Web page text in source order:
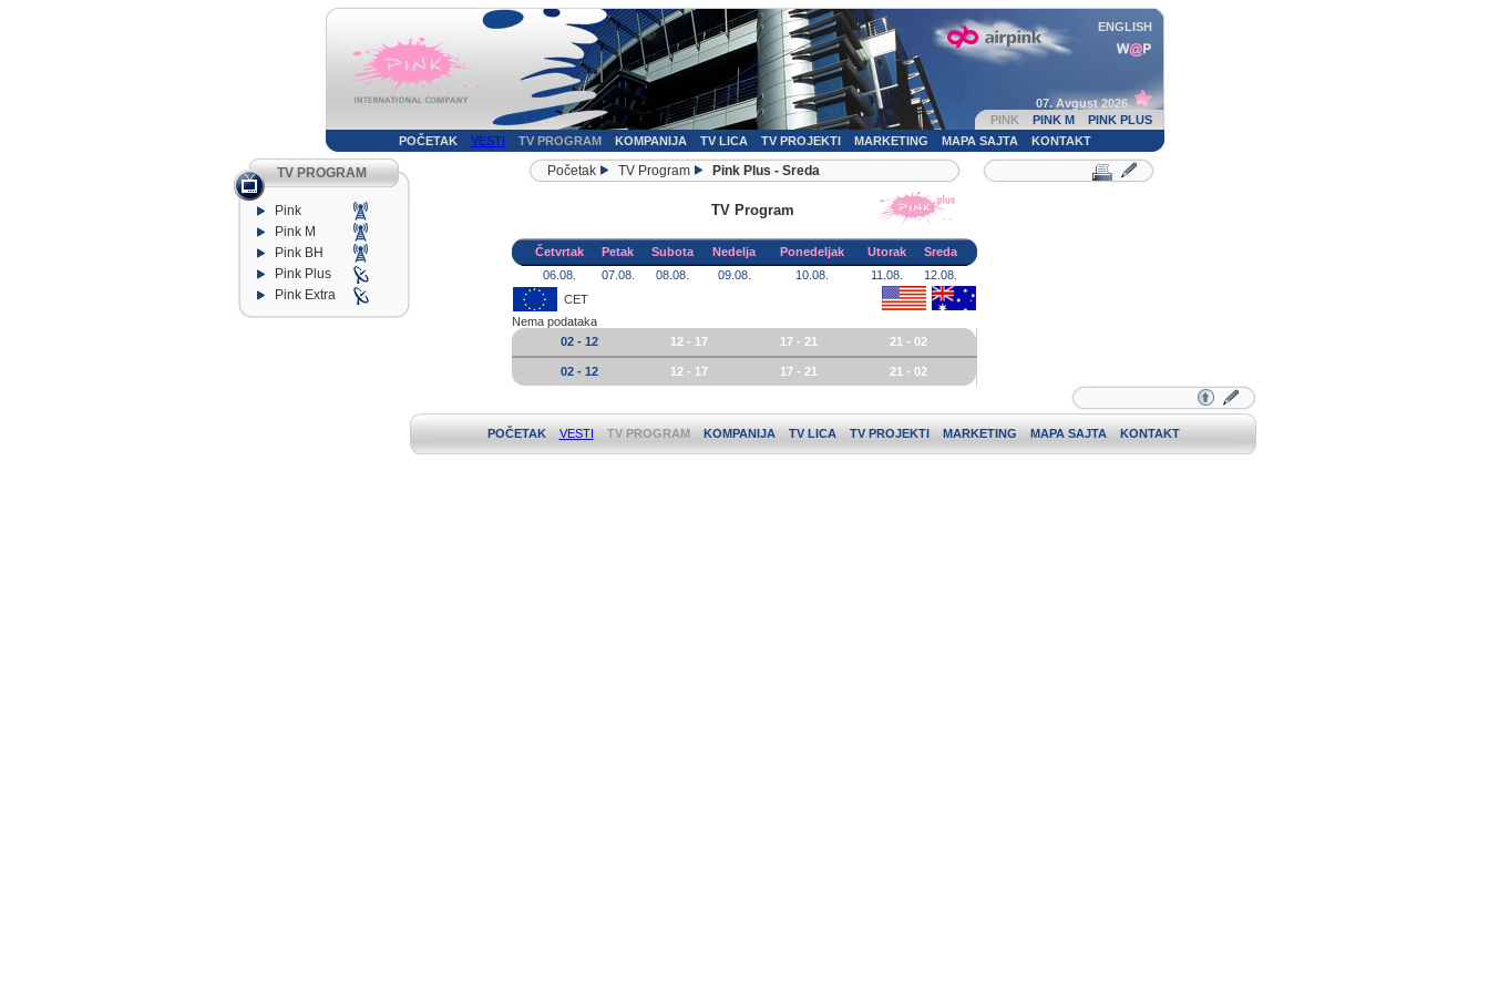
ENGLISH
07. Avgust 2026.
PINK
PINK M
PINK PLUS
POČETAK
VESTI TV PROGRAM KOMPANIJA TV LICA TV PROJEKTI MARKETING MAPA SAJTA KONTAKT
TV PROGRAM
Pink
Pink M
Pink BH
Pink Plus
Pink Extra
Početak TV Program Pink Plus - Sreda
TV Program
Četvrtak Petak Subota Nedelja Ponedeljak Utorak
Sreda
06.08.
07.08. 08.08. 09.08. 10.08. 11.08.
12.08.
CET
Nema podataka
02 - 12
12 - 17 17 - 21 21 - 02
02 - 12 12 - 17 17 - 21 21 - 02
POČETAK VESTI TV PROGRAM KOMPANIJA TV LICA TV PROJEKTI MARKETING MAPA SAJTA KONTAKT